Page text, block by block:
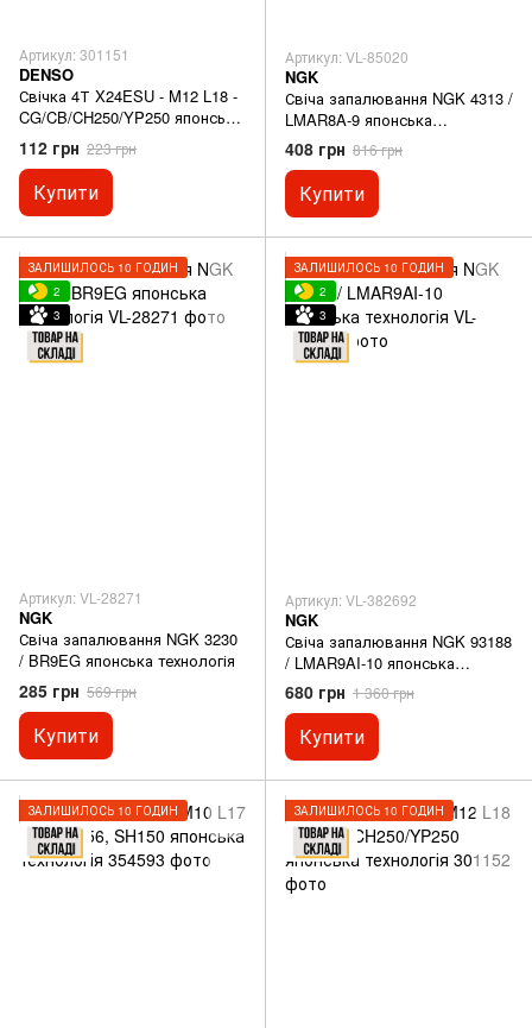
Артикул: 301151
DENSO
Свічка 4Т X24ESU - M12 L18 -
CG/CB/CH250/YP250 японська
технологія
112 грн 223 грн
Купити
Артикул: VL-85020
NGK
Свіча запалювання NGK 4313 /
LMAR8A-9 японська
технологія
408 грн 816 грн
Купити
ЗАЛИШИЛОСЬ 10 ГОДИН
2
3
Артикул: VL-28271
NGK
Свіча запалювання NGK 3230
/ BR9EG японська технологія
285 грн 569 грн
Купити
ЗАЛИШИЛОСЬ 10 ГОДИН
2
3
Артикул: VL-382692
NGK
Свіча запалювання NGK 93188
/ LMAR9AI-10 японська
технологія
680 грн 1 360 грн
Купити
ЗАЛИШИЛОСЬ 10 ГОДИН ЗАЛИШИЛОСЬ 10 ГОДИН